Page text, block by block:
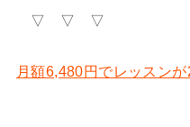
▽ ▽
月額6,480円でレッスンが